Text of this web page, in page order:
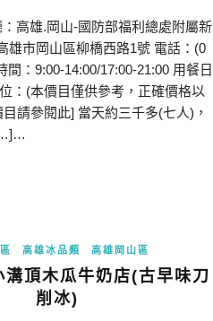
雄.岡山-國防部福利總處附屬新
雄市岡山區柳橋西路1號 電話：(0
間：9:00-14:00/17:00-21:00 用餐日
：(本價目僅供參考，正確價格以
請參閱此] 當天約三千多(七人)，
高雄冰品類 高雄岡山區
頂木瓜牛奶店(古早味刀
削冰)